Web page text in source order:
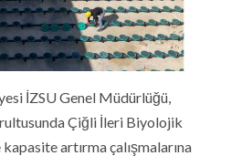
İZSU Genel Müdürlüğü,
Çiğli İleri Biyolojik
artırma çalışmalarına